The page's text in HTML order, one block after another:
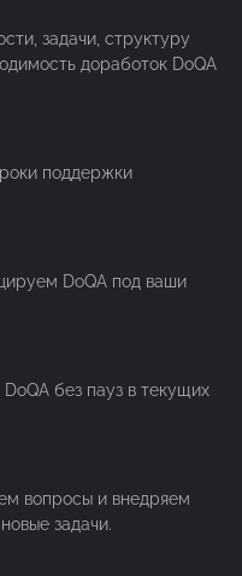
задачи, структуру
доработок DoQA
поддержки
DoQA под ваши
без пауз в текущих
вопросы и внедряем
задачи.